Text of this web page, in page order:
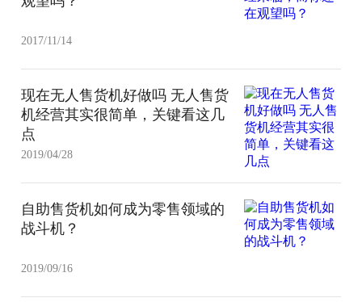
2017/11/14
现在无人售货机好做吗 无人售货
机经营其实很简单，关键看这几
点
2019/04/28
自助售货机如何成为零售领域的
战斗机？
2019/09/16